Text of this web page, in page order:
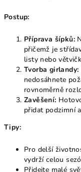
Postup:
Příprava šípků:
přičemž je
listy nebo
Tvorba girlandy:
nedosáhnete
rovnoměrně
Zavěšení:
přidat podzimní
Tipy:
Pro delší
vydrží celou
Přidejte malé